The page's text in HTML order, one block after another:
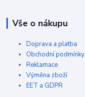
Vše o nákupu
Doprava a platba
Obchodní podmínky
Reklamace
Výměna zboží
EET a GDPR